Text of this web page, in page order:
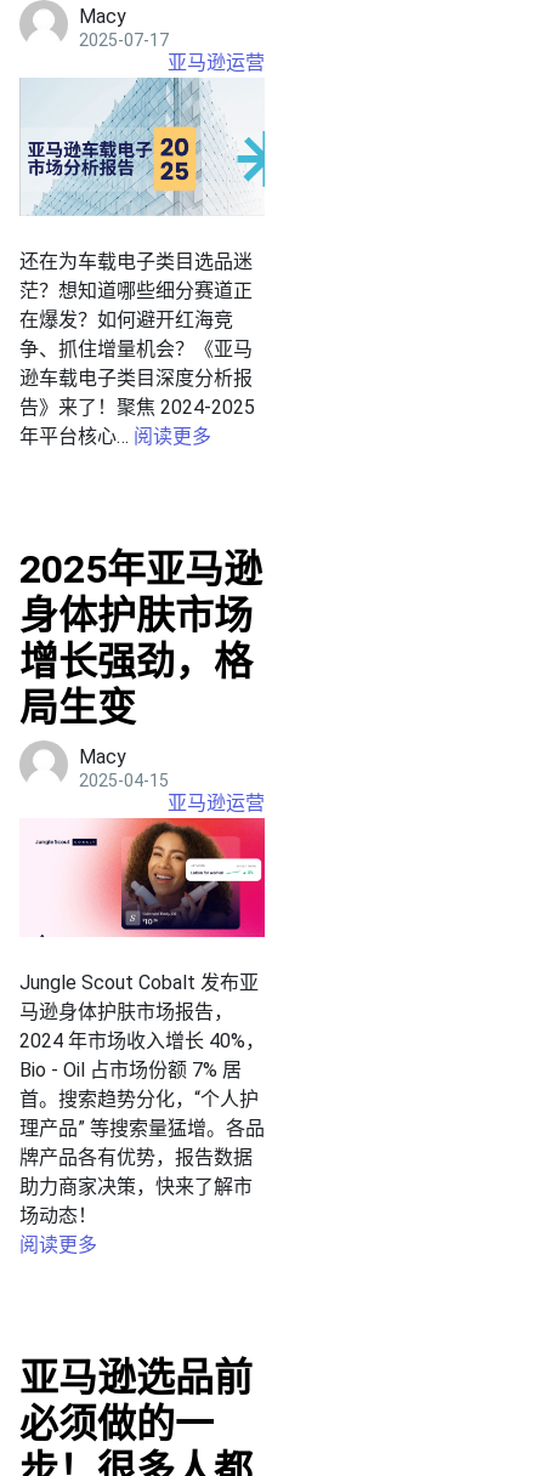
Macy
2025-07-17
亚马逊运营
还在为车载电子类目选品迷
茫？想知道哪些细分赛道正
在爆发？如何避开红海竞
争、抓住增量机会？《亚马
逊车载电子类目深度分析报
告》来了！聚焦 2024-2025
年平台核心… 阅读更多
2025年亚马逊
身体护肤市场
增长强劲，格
局生变
Macy
2025-04-15
亚马逊运营
Jungle Scout Cobalt 发布亚
马逊身体护肤市场报告，
2024 年市场收入增长 40%，
Bio - Oil 占市场份额 7% 居
首。搜索趋势分化，“个人护
理产品” 等搜索量猛增。各品
牌产品各有优势，报告数据
助力商家决策，快来了解市
场动态！
阅读更多
亚马逊选品前
必须做的一